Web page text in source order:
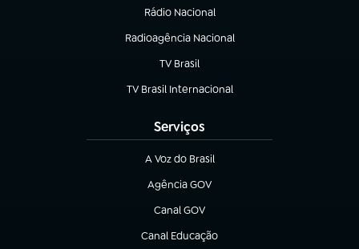
Rádio Nacional
Radioagência Nacional
(abre em nova aba)
TV Brasil
(abre em nova aba)
TV Brasil Internacional
(abre em nova aba)
Serviços
A Voz do Brasil
(abre em nova aba)
Agência GOV
(abre em nova aba)
Canal GOV
(abre em nova aba)
Canal Educação
(abre em nova aba)